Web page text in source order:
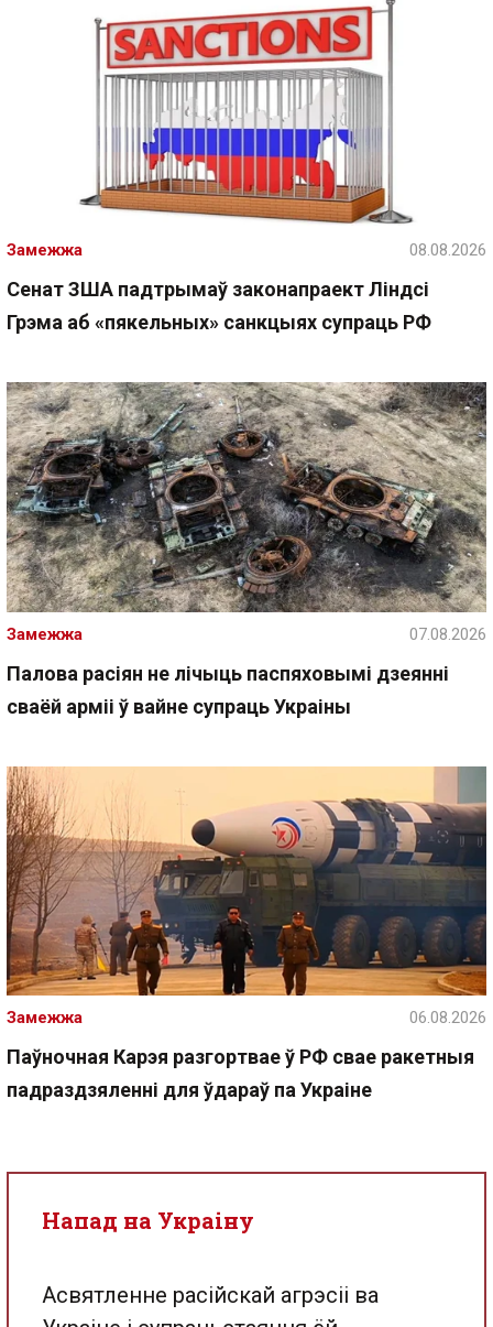
Сенат ЗША падтрымаў законапраект Ліндсі
Грэма аб «пякельных» санкцыях супраць РФ
Замежжа 08.08.2026
Палова расіян не лічыць паспяховымі дзеянні
сваёй арміі ў вайне супраць Украіны
Замежжа 07.08.2026
Паўночная Карэя разгортвае ў РФ свае ракетныя
падраздзяленні для ўдараў па Украіне
Замежжа 06.08.2026
Напад на Украіну
Асвятленне расійскай агрэсіі ва